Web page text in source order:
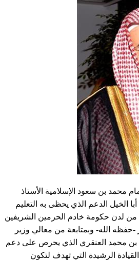
محمد بن سعود الإسلامية الأستاذ
الخيل الدعم الذي يحظى به التعليم
من لدن حكومة خادم الحرمين الشريفين
-حفظه الله- وبمتابعة من معالي وزير
بن محمد العنقري الذي يحرص على دعم
الرشيدة التي تهدف لتكون